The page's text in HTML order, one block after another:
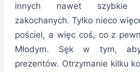
innych nawet szybkie
zakochanych. Tylko nieco
pościel, a więc coś, co z
Młodym. Sęk w tym,
prezentów. Otrzymanie kilku